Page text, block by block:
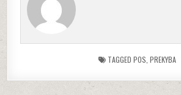
TAGGED POS PREKYBA